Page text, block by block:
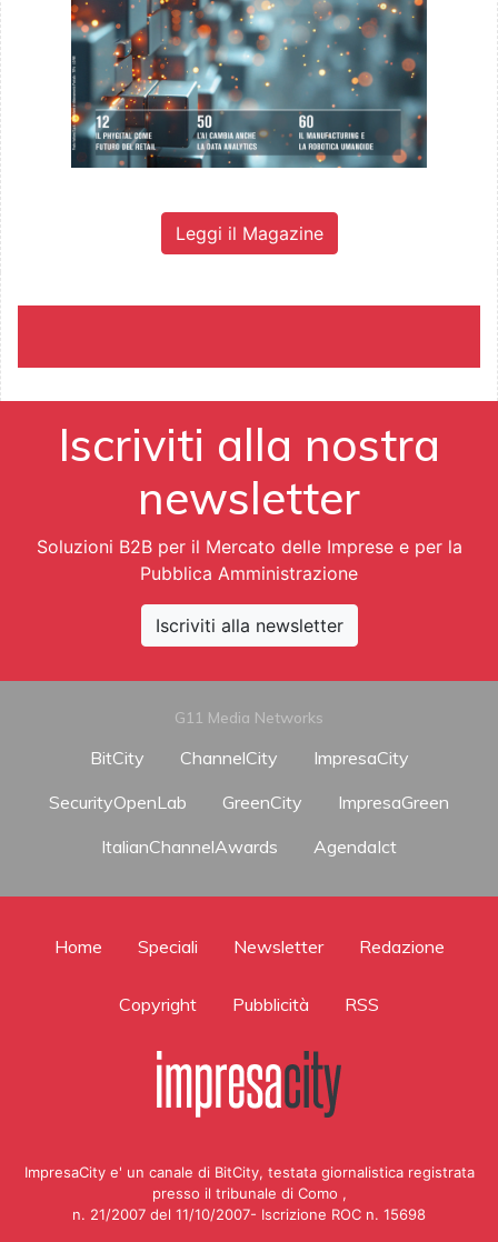
Leggi il Magazine
Iscriviti alla nostra
newsletter
Soluzioni B2B per il Mercato delle Imprese e per la
Pubblica Amministrazione
Iscriviti alla newsletter
G11 Media Networks
BitCity ChannelCity
ImpresaCity
SecurityOpenLab
GreenCity
ImpresaGreen
ItalianChannelAwards
AgendaIct
Home Speciali Newsletter Redazione
Copyright Pubblicità RSS
ImpresaCity e' un canale di BitCity, testata giornalistica registrata
presso il tribunale di Como ,
n. 21/2007 del 11/10/2007- Iscrizione ROC n. 15698